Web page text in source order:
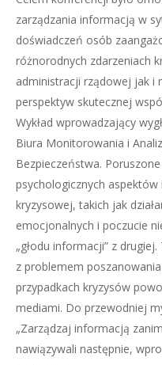
zarządzania informacją w
doświadczeń osób
różnorodnych zdarzeniach
administracji rządowej jak i
perspektyw skutecznej
Wykład wprowadzający
Biura Monitorowania i
Bezpieczeństwa.
psychologicznych
kryzysowej, takich jak
emocjonalnych i poczucie
„głodu informacji” z
z problemem
przypadkach kryzysów
mediami. Do przewodniej
„Zarządzaj informacją
nawiązywali następnie,